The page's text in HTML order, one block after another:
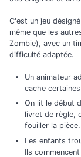
C'est un jeu
même que les
Zombie), avec un
difficulté adaptée.
Un animateur
cache
On lit le début
livret de règle,
fouiller la pièce.
Les enfants
Ils